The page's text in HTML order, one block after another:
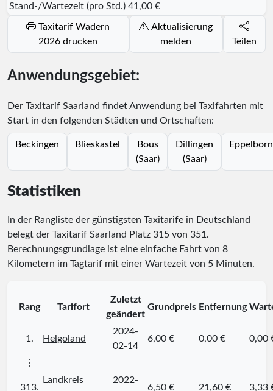
Stand-/Wartezeit (pro Std.) 41,00 €
Taxitarif Wadern
2026 drucken
Aktualisierung
melden
Teilen
Anwendungsgebiet:
Der Taxitarif Saarland findet Anwendung bei Taxifahrten mit
Start in den folgenden Städten und Ortschaften:
Beckingen Blieskastel
Bous
(Saar)
Dillingen
(Saar)
Eppelborn
Statistiken
In der Rangliste der günstigsten Taxitarife in Deutschland
belegt der Taxitarif Saarland Platz 315 von 351.
Berechnungsgrundlage ist eine einfache Fahrt von 8
Kilometern im Tagtarif mit einer Wartezeit von 5 Minuten.
Rang Tarifort
Zuletzt
geändert
Grundpreis Entfernung
1. Helgoland
2024-
02-14
6,00 € 0,00 € 0,00
⋮
313.
Landkreis
2022-
6,50 € 21,60 € 3,33